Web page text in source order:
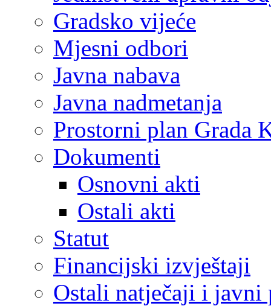
Gradsko vijeće
Mjesni odbori
Javna nabava
Javna nadmetanja
Prostorni plan Grada
Dokumenti
Osnovni akti
Ostali akti
Statut
Financijski izvještaji
Ostali natječaji i javni